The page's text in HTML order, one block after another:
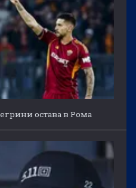
остава в Рома